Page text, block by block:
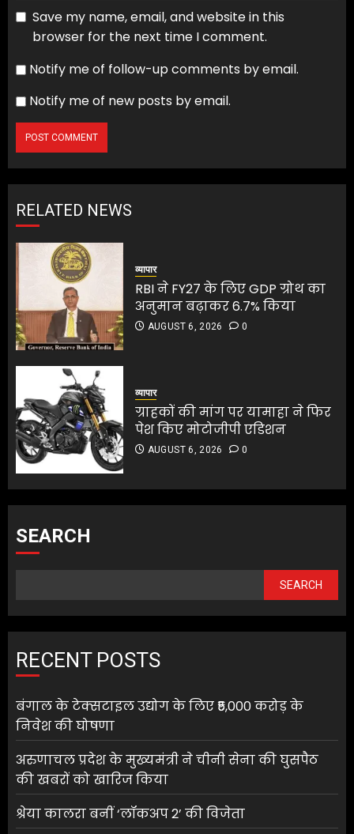
Save my name, email, and website in this
browser for the next time I comment.
Notify me of follow-up comments by email.
Notify me of new posts by email.
RELATED NEWS
व्यापार
RBI ने FY27 के लिए GDP ग्रोथ का
अनुमान बढ़ाकर 6.7% किया
AUGUST 6, 2026 0
व्यापार
ग्राहकों की मांग पर यामाहा ने फिर
पेश किए मोटोजीपी एडिशन
AUGUST 6, 2026 0
SEARCH
SEARCH
RECENT POSTS
बंगाल के टेक्सटाइल उद्योग के लिए ₹5,000 करोड़ के
निवेश की घोषणा
अरुणाचल प्रदेश के मुख्यमंत्री ने चीनी सेना की घुसपैठ
की खबरों को खारिज किया
श्रेया कालरा बनीं ‘लॉकअप 2’ की विजेता